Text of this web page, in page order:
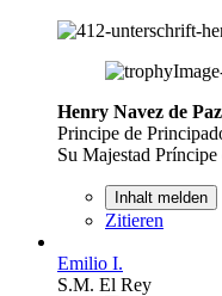
Henry Navez de
Principe de
Su Majestad
Inhalt melden
Zitieren
Emilio I.
S.M. El Rey